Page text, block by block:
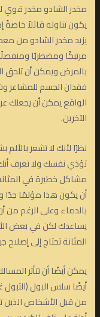
مخدر الشادو مخدر قوي
يكون تناوله قاتلاً
يزيد مخدر الشادو من
مرتبكًا ومضطربًا
بالمرض ويمكن أن تلحق
فقدان الجسم للمشاعر
الواقع يمكن أن يجعلك
الآخرين.
نظرًا لأنك لا تشعر
تؤذي نفسك ولا تعرف
مشاكل خطيرة في
أن يكون هذا مؤلمًا
بالدماء وعلى الرغم من
يساعدك لكن في بعض
المثانة تحتاج إلى إصلاح
يمكن أيضًا أن تتأثر
أيضًا سلس البول (التبول
من قبل الأشخاص الذين